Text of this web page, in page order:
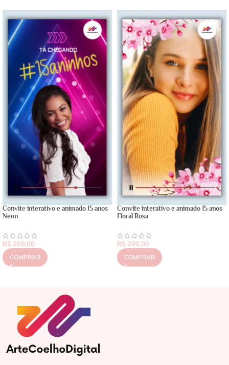
Convite interativo e animado 15 anos
Neon
R$ 200,00
COMPRAR
Convite interativo e animado 15 anos
Floral Rosa
R$ 200,00
COMPRAR